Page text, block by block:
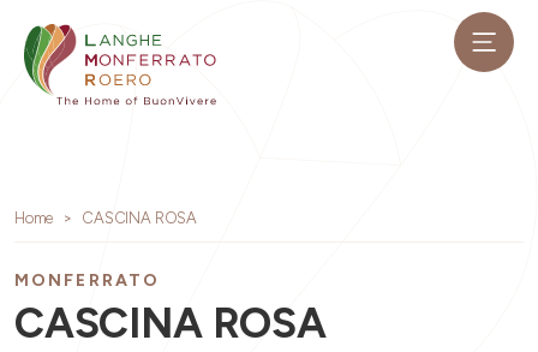
Home CASCINA ROSA
MONFERRATO
CASCINA ROSA